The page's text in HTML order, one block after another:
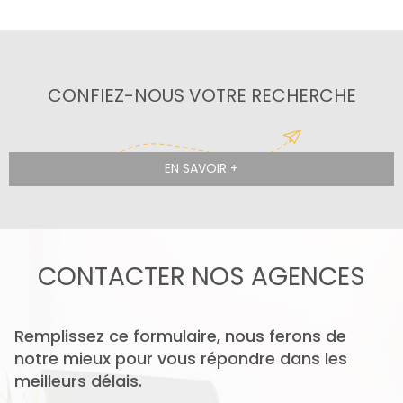
Pourquoi choisir Accorimm ?
proximité, gage de réactivité et de contacts
privilégiés. Nos trois agences de Mions, Ternay et
Villeurbanne sont à votre écoute et vous
accompagneront dans la réalisation de vos projets
immobiliers avec une expertise reconnue et une
ACCORIMM pour la réalisation de leur projet de vente,
CONFIEZ-NOUS VOTRE RECHERCHE
EN SAVOIR +
CONTACTER NOS AGENCES
Remplissez ce formulaire, nous ferons de
notre mieux pour vous répondre dans les
meilleurs délais.